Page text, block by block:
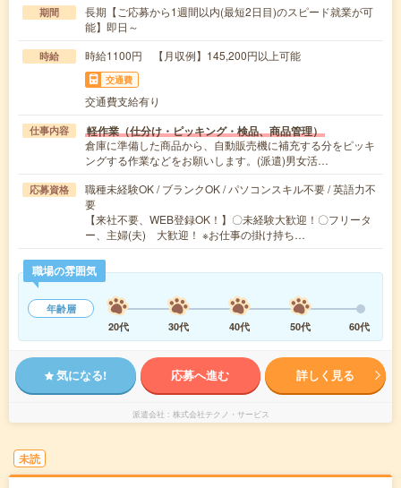
期間
長期【ご応募から1週間以内(最短2日目)のスピード就業が可
能】即日～
時給 時給1100円 【月収例】145,200円以上可能
交通費
交通費支給有り
仕事内容 軽作業（仕分け・ピッキング・検品、商品管理）
倉庫に準備した商品から、自動販売機に補充する分をピッキ
ングする作業などをお願いします。(派遣)男女活…
応募資格
職種未経験OK / ブランクOK / パソコンスキル不要 / 英語力不
要
【来社不要、WEB登録OK！】〇未経験大歓迎！〇フリータ
ー、主婦(夫) 大歓迎！ ※お仕事の掛け持ち…
職場の雰囲気
年齢層
20代
30代 40代 50代 60代
気になる! 応募へ進む 詳しく見る
派遣会社 株式会社テクノ・サービス
未読